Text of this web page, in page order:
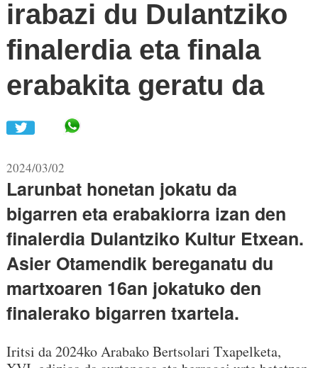
www.bertsoa.eus
irabazi du Dulantziko
finalerdia eta finala
erabakita geratu da
2024/03/02
Larunbat honetan jokatu da
bigarren eta erabakiorra izan den
finalerdia Dulantziko Kultur Etxean.
Asier Otamendik bereganatu du
martxoaren 16an jokatuko den
finalerako bigarren txartela.
Iritsi da 2024ko Arabako Bertsolari Txapelketa,